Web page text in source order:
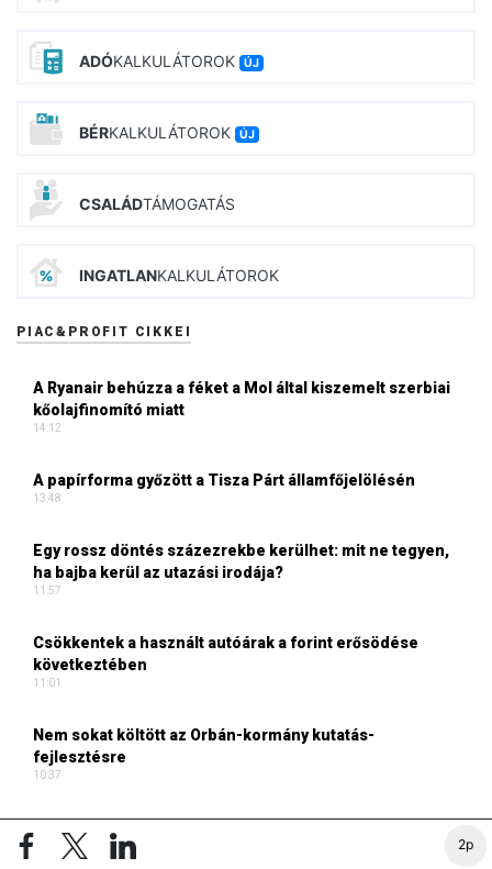
2p
ADÓKALKULÁTOROK ÚJ
BÉRKALKULÁTOROK ÚJ
CSALÁDTÁMOGATÁS
INGATLANKALKULÁTOROK
PIAC&PROFIT CIKKEI
A Ryanair behúzza a féket a Mol által kiszemelt szerbiai
kőolajfinomító miatt
14:12
A papírforma győzött a Tisza Párt államfőjelölésén
13:48
Egy rossz döntés százezrekbe kerülhet: mit ne tegyen,
ha bajba kerül az utazási irodája?
11:57
Csökkentek a használt autóárak a forint erősödése
következtében
11:01
Nem sokat költött az Orbán-kormány kutatás-
fejlesztésre
10:37
TURIZMUS ONLINE CIKKEI